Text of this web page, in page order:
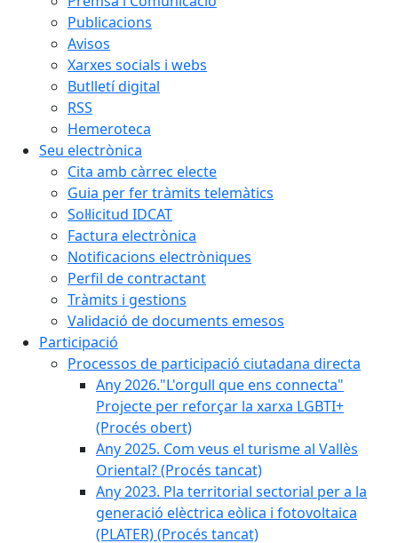
Publicacions
Avisos
Xarxes socials i webs
Butlletí digital
RSS
Hemeroteca
Seu electrònica
Cita amb càrrec electe
Guia per fer tràmits telemàtics
Sol·licitud IDCAT
Factura electrònica
Notificacions electròniques
Perfil de contractant
Tràmits i gestions
Validació de documents emesos
Participació
Processos de participació ciutadana directa
Any 2026."L'orgull que ens connecta"
Projecte per reforçar la xarxa LGBTI+
(Procés obert)
Any 2025. Com veus el turisme al Vallès
Oriental? (Procés tancat)
Any 2023. Pla territorial sectorial per a la
generació elèctrica eòlica i fotovoltaica
(PLATER) (Procés tancat)